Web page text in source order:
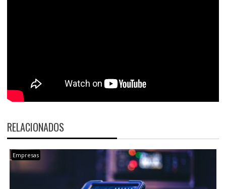
RELACIONADOS
Empresas